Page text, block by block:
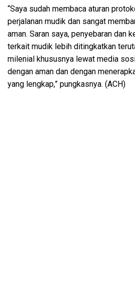
“Saya sudah membaca aturan
perjalanan mudik dan sangat
aman. Saran saya, penyebaran dan
terkait mudik lebih ditingkatkan
milenial khususnya lewat media
dengan aman dan dengan
yang lengkap,” pungkasnya. (ACH)